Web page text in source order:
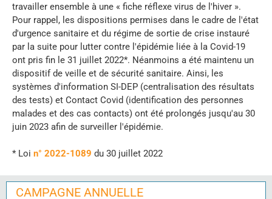
travailler ensemble à une « fiche réflexe virus de l'hiver ».
Pour rappel, les dispositions permises dans le cadre de l'état
d'urgence sanitaire et du régime de sortie de crise instauré
par la suite pour lutter contre l'épidémie liée à la Covid-19
ont pris fin le 31 juillet 2022*. Néanmoins a été maintenu un
dispositif de veille et de sécurité sanitaire. Ainsi, les
systèmes d'information SI-DEP (centralisation des résultats
des tests) et Contact Covid (identification des personnes
malades et des cas contacts) ont été prolongés jusqu'au 30
juin 2023 afin de surveiller l'épidémie.
* Loi n° 2022-1089 du 30 juillet 2022
CAMPAGNE ANNUELLE